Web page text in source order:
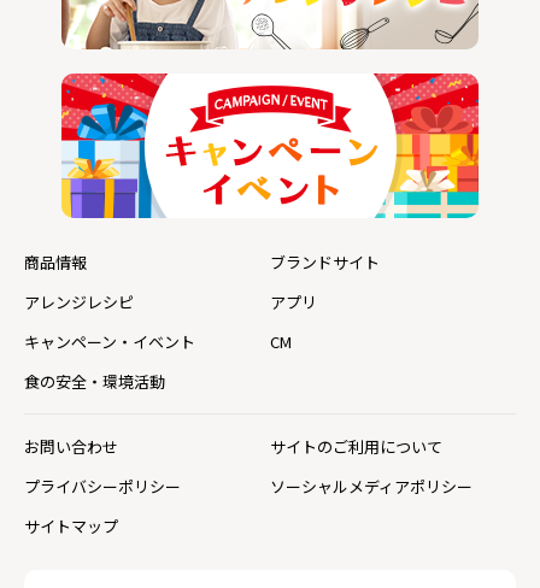
商品情報
ブランドサイト
アレンジレシピ
アプリ
キャンペーン・イベント
CM
食の安全・環境活動
お問い合わせ
サイトのご利用について
プライバシーポリシー
ソーシャルメディアポリシー
サイトマップ